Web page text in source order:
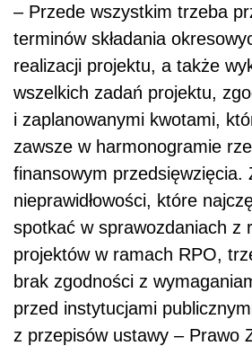
– Przede wszystkim trzeba
terminów składania
realizacji projektu, a także
wszelkich zadań projektu,
i zaplanowanymi kwotami,
zawsze w harmonogramie
finansowym przedsięwzięcia.
nieprawidłowości, które
spotkać w sprawozdaniach z
projektów w ramach RPO,
brak zgodności z
przed instytucjami
z przepisów ustawy – Prawo